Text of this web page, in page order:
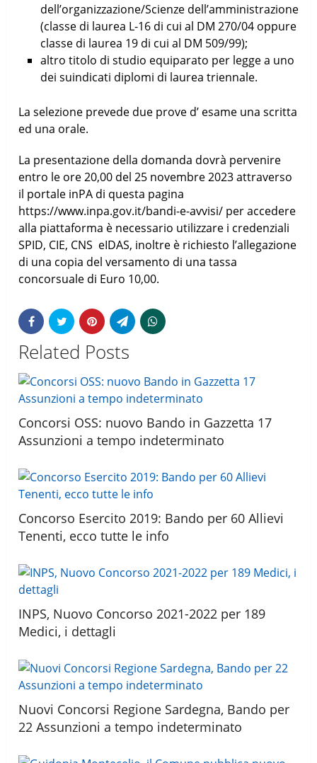
dell’organizzazione/Scienze dell’amministrazione
(classe di laurea L-16 di cui al DM 270/04 oppure
classe di laurea 19 di cui al DM 509/99);
altro titolo di studio equiparato per legge a uno
dei suindicati diplomi di laurea triennale.
La selezione prevede due prove d’ esame una scritta
ed una orale.
La presentazione della domanda dovrà pervenire
entro le ore 20,00 del 25 novembre 2023 attraverso
il portale inPA di questa pagina
https://www.inpa.gov.it/bandi-e-avvisi/ per accedere
alla piattaforma è necessario utilizzare i credenziali
SPID, CIE, CNS eIDAS, inoltre è richiesto l’allegazione
di una copia del versamento di una tassa
concorsuale di Euro 10,00.
Related Posts
Concorsi OSS: nuovo Bando in Gazzetta 17
Assunzioni a tempo indeterminato
Concorso Esercito 2019: Bando per 60 Allievi
Tenenti, ecco tutte le info
INPS, Nuovo Concorso 2021-2022 per 189
Medici, i dettagli
Nuovi Concorsi Regione Sardegna, Bando per
22 Assunzioni a tempo indeterminato